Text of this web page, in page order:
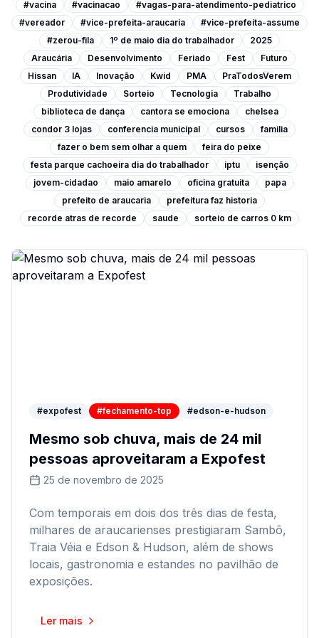
#vacina #vacinacao
#vagas-para-atendimento-pediatrico
#vereador
#vice-prefeita-araucaria
#vice-prefeita-assume
#zerou-fila
1º de maio dia do trabalhador
2025
Araucária
Desenvolvimento Feriado Fest
Futuro
Hissan
IA Inovação Kwid PMA
PraTodosVerem
Produtividade
Sorteio Tecnologia
Trabalho
biblioteca de dança
cantora se emociona
chelsea
condor 3 lojas
conferencia municipal cursos
familia
fazer o bem sem olhar a quem
feira do peixe
festa parque cachoeira dia do trabalhador
iptu
isenção
jovem-cidadao
maio amarelo oficina gratuita
papa
prefeito de araucaria
prefeitura faz historia
recorde atras de recorde
saude sorteio de carros 0 km
#expofest #fechamento-top #edson-e-hudson
Mesmo sob chuva, mais de 24 mil
pessoas aproveitaram a Expofest
25 de novembro de 2025
Com temporais em dois dos três dias de festa,
milhares de araucarienses prestigiaram Sambô,
Traia Véia e Edson & Hudson, além de shows
locais, gastronomia e estandes no pavilhão de
exposições.
Ler mais